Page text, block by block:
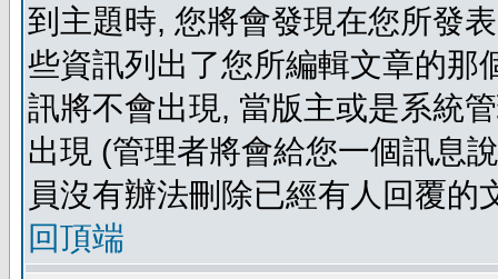
到主題時, 您將會發現在您所發
些資訊列出了您所編輯文章的那
訊將不會出現, 當版主或是系統
出現 (管理者將會給您一個訊息
員沒有辦法刪除已經有人回覆的
回頂端